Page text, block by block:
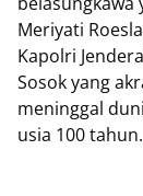
Meriyati
Kapolri
Sosok yang
meninggal
usia 100 tahun.